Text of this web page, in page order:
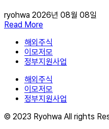
ryohwa 2026년 08월 08일
Read More
해외주식
이모저모
정부지원사업
해외주식
이모저모
정부지원사업
© 2023 Ryohwa All rights